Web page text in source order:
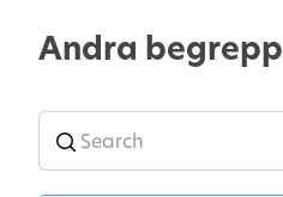
Andra begrepp